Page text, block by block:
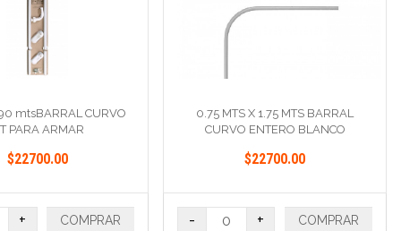
mtsBARRAL CURVO
PARA ARMAR
$22700.00
+ COMPRAR
0.75 MTS X 1.75 MTS BARRAL
CURVO ENTERO BLANCO
$22700.00
- + COMPRAR